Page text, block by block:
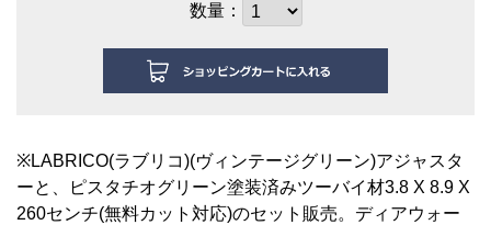
数量：
※LABRICO(ラブリコ)(ヴィンテージグリーン)アジャスタ
ーと、ピスタチオグリーン塗装済みツーバイ材3.8 X 8.9 X
260センチ(無料カット対応)のセット販売。ディアウォー